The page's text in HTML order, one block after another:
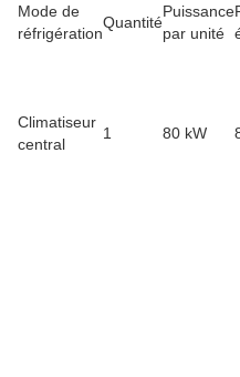
Mode de
réfrigération
Quantité
Puissance
par unité
Climatiseur
central
1 80 kW